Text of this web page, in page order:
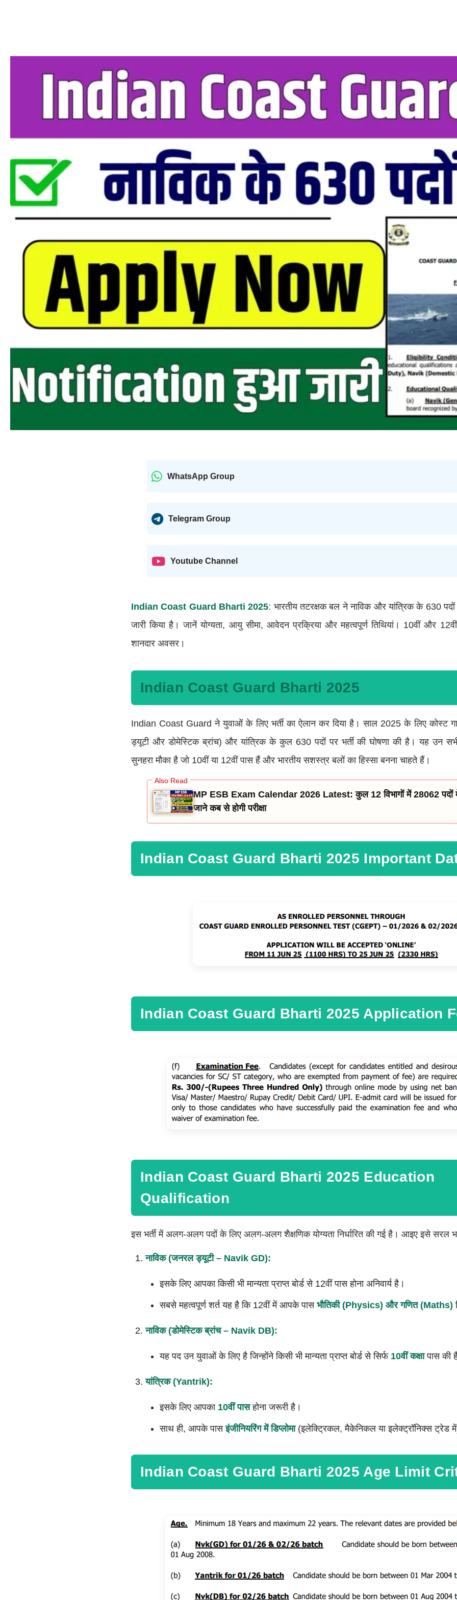
WhatsApp Group
Telegram Group
Youtube Channel
Indian Coast Guard Bharti 2025: भारतीय तटरक्षक बल ने नाविक और यांत्रिक के 630
जारी किया है। जानें योग्यता, आयु सीमा, आवेदन प्रक्रिया और महत्वपूर्ण तिथियां। 10वीं और
शानदार अवसर।
Indian Coast Guard Bharti 2025
Indian Coast Guard ने युवाओं के लिए भर्ती का ऐलान कर दिया है। साल 2025 के लिए कोस्ट
ड्यूटी और डोमेस्टिक ब्रांच) और यांत्रिक के कुल 630 पदों पर भर्ती की घोषणा की है। यह उन
सुनहरा मौका है जो 10वीं या 12वीं पास हैं और भारतीय सशस्त्र बलों का हिस्सा बनना चाहते हैं।
MP ESB Exam Calendar 2026 Latest: कुल 12 विभागों में 28062 पदों में
जाने कब से होगी परीक्षा
Indian Coast Guard Bharti 2025 Important
Indian Coast Guard Bharti 2025 Application
Indian Coast Guard Bharti 2025 Education
Qualification
इस भर्ती में अलग-अलग पदों के लिए अलग-अलग शैक्षणिक योग्यता निर्धारित की गई है। आइए इसे सरल
नाविक (जनरल ड्यूटी – Navik GD):
इसके लिए आपका किसी भी मान्यता प्राप्त बोर्ड से 12वीं पास होना अनिवार्य है।
सबसे महत्वपूर्ण शर्त यह है कि 12वीं में आपके पास भौतिकी (Physics) और गणित (Maths)
नाविक (डोमेस्टिक ब्रांच – Navik DB):
यह पद उन युवाओं के लिए है जिन्होंने किसी भी मान्यता प्राप्त बोर्ड से सिर्फ 10वीं कक्षापास की
यांत्रिक (Yantrik):
इसके लिए आपका 10वीं पासहोना जरूरी है।
साथ ही, आपके पासइंजीनियरिंग में डिप्लोमा(इलेक्ट्रिकल, मैकेनिकल या इलेक्ट्रॉनिक्स ट्रेड में)
Indian Coast Guard Bharti 2025 Age Limit